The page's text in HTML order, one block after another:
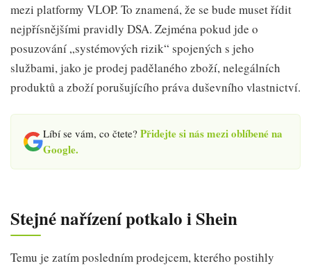
mezi platformy VLOP. To znamená, že se bude muset řídit
nejpřísnějšími pravidly DSA. Zejména pokud jde o
posuzování „systémových rizik“ spojených s jeho
službami, jako je prodej padělaného zboží, nelegálních
produktů a zboží porušujícího práva duševního vlastnictví.
Líbí se vám, co čtete? Přidejte si nás mezi oblíbené na
Google.
Stejné nařízení potkalo i Shein
Temu je zatím posledním prodejcem, kterého postihly